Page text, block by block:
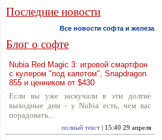
Последние новости
Все новости софта и железа
Блог о софте
Nubia Red Magic 3: игровой смартфон
с кулером "под капотом", Snapdragon
855 и ценником от $430
Если вы уже заскучали в эти долгие
выходные дни - у Nubia есть, чем вас
порадовать...
полный текст | 15:40 29 апреля